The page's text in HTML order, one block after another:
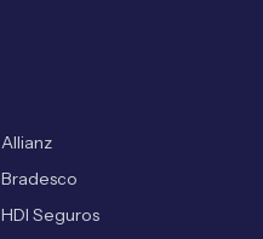
Allianz
Bradesco
HDI Seguros